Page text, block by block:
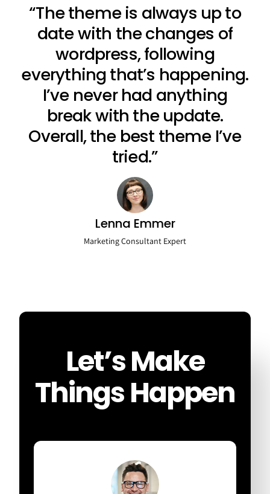
“The theme is always up to
date with the changes of
wordpress, following
everything that’s happening.
I’ve never had anything
break with the update.
Overall, the best theme I’ve
tried.”
Lenna Emmer
Marketing Consultant Expert
Let’s Make
Things Happen